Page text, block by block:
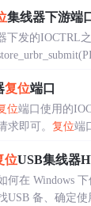
集线器下游端
下发的IOCTRL
复位端口
位端口使用的
求即可。 复位端
位USB集线器
何在 Windows
USB 备、确定